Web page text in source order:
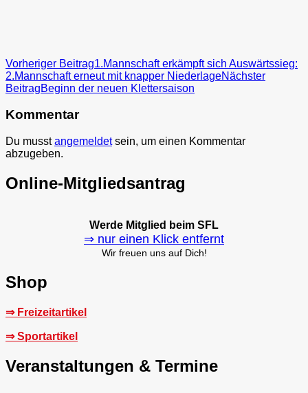
Beitragsnavigation
Vorheriger Beitrag1.Mannschaft erkämpft sich Auswärtssieg:
2.Mannschaft erneut mit knapper NiederlageNächster
BeitragBeginn der neuen Klettersaison
Kommentar
Du musstangemeldetsein, um einen Kommentar
abzugeben.
Online-Mitgliedsantrag
Werde Mitglied beim SFL
⇒ nur einen Klick entfernt
Wir freuen uns auf Dich!
Shop
⇒ Freizeitartikel
⇒ Sportartikel
Veranstaltungen & Termine